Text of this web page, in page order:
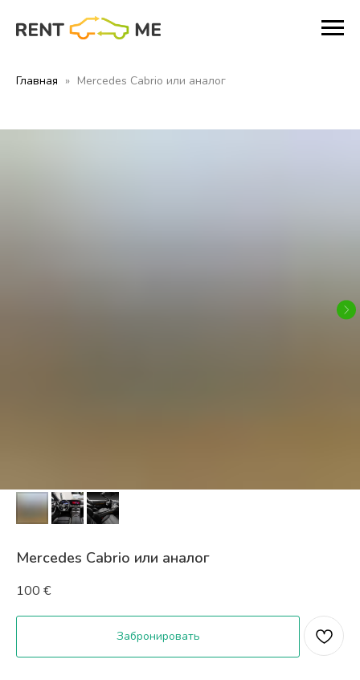
Главная Mercedes Cabrio или аналог
Mercedes Cabrio или аналог
100 €
Забронировать